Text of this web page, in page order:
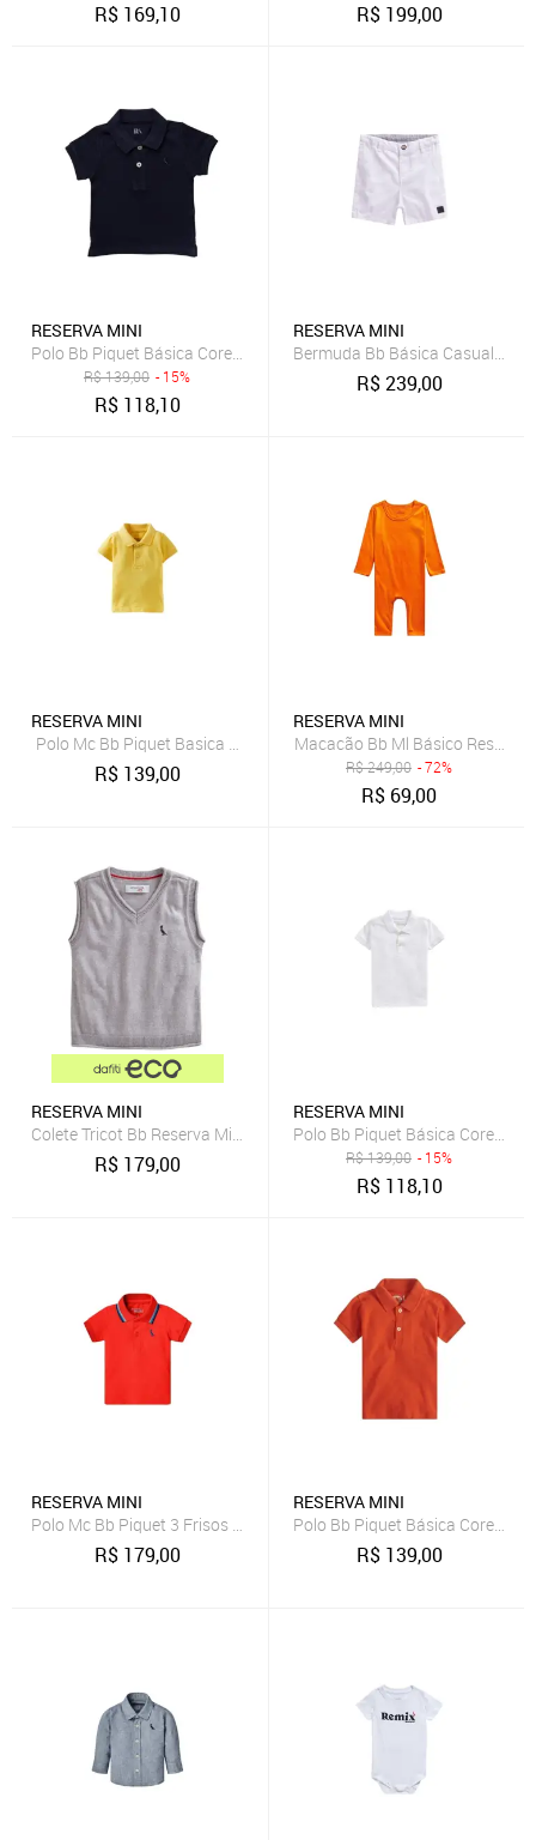
R$ 169,10 R$ 199,00
RESERVA MINI
Polo Bb Piquet Básica Cores Reserva Mini
R$139,00 - 15%
R$ 118,10
RESERVA MINI
Bermuda Bb Básica Casual
R$239,00
RESERVA MINI
Polo Mc Bb Piquet Basica Reserva Mini
R$ 139,00
RESERVA MINI
Macacão Bb Ml Básico Reserva
R$249,00 - 72%
R$ 69,00
RESERVA MINI
Colete Tricot Bb Reserva Mini Cinza
R$ 179,00
RESERVA MINI
Polo Bb Piquet Básica Cores
R$139,00 - 15%
R$ 118,10
RESERVA MINI
Polo Mc Bb Piquet 3 Frisos Reserva Mini VERMELHO M
R$ 179,00
RESERVA MINI
Polo Bb Piquet Básica Cores
R$ 139,00